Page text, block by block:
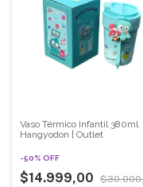
Vaso Térmico Infantil 380ml
Hangyodon | Outlet
-50% OFF
$14.999,00